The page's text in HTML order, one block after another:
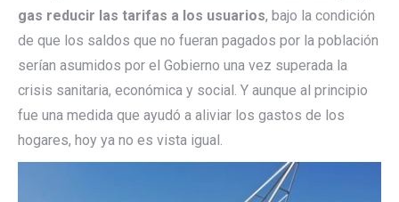
gas reducir las tarifas a los usuarios, bajo la condición
de que los saldos que no fueran pagados por la población
serían asumidos por el Gobierno una vez superada la
crisis sanitaria, económica y social. Y aunque al principio
fue una medida que ayudó a aliviar los gastos de los
hogares, hoy ya no es vista igual.